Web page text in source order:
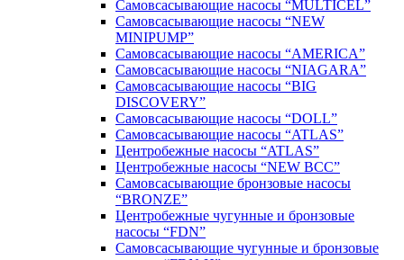
Самовсасывающие насосы “MULTICEL”
Самовсасывающие насосы “NEW
MINIPUMP”
Самовсасывающие насосы “AMERICA”
Самовсасывающие насосы “NIAGARA”
Самовсасывающие насосы “BIG
DISCOVERY”
Самовсасывающие насосы “DOLL”
Самовсасывающие насосы “ATLAS”
Центробежные насосы “ATLAS”
Центробежные насосы “NEW BCC”
Самовсасывающие бронзовые насосы
“BRONZE”
Центробежные чугунные и бронзовые
насосы “FDN”
Самовсасывающие чугунные и бронзовые